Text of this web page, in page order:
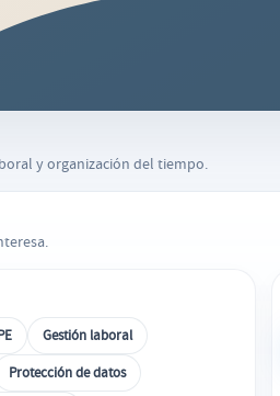
y organización del tiempo.
Gestión laboral
Protección de datos